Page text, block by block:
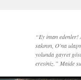
“Ey iman edenler!
sakının, O'na
yolunda gayret
eresiniz.” Maide